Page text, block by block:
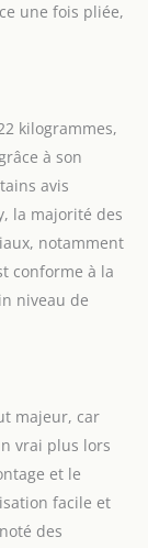
à la
Un
et
vent et
et
à 3
une
Le
une fois pliée,
kilogrammes,
à son
avis
la majorité des
notamment
conforme à la
niveau de
majeur, car
vrai plus lors
et le
facile et
des